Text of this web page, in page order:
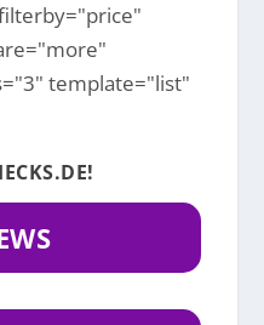
template="list"